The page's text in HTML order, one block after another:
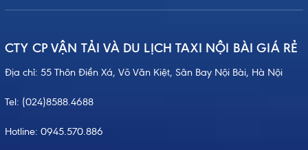
CTY CP VẬN TẢI VÀ DU LỊCH TAXI NỘI BÀI GIÁ RẺ
Địa chỉ: 55 Thôn Điền Xá, Võ Văn Kiệt, Sân Bay Nội Bài, Hà Nội
Tel: (024)8588.4688
Hotline: 0945.570.886